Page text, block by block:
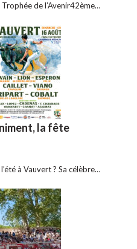
de l’Avenir42ème…
la fête
à Vauvert ? Sa célèbre…